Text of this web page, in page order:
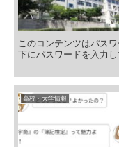
このコンテンツはパス
下にパスワードを入力
高校・大学情報